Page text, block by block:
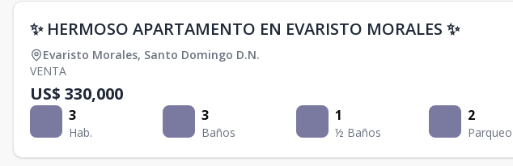
✨ HERMOSO APARTAMENTO EN EVARISTO MORALES ✨
Evaristo Morales, Santo Domingo D.N.
VENTA
US$ 330,000
3
Hab.
3
Baños
1
½ Baños
2
Parqueo